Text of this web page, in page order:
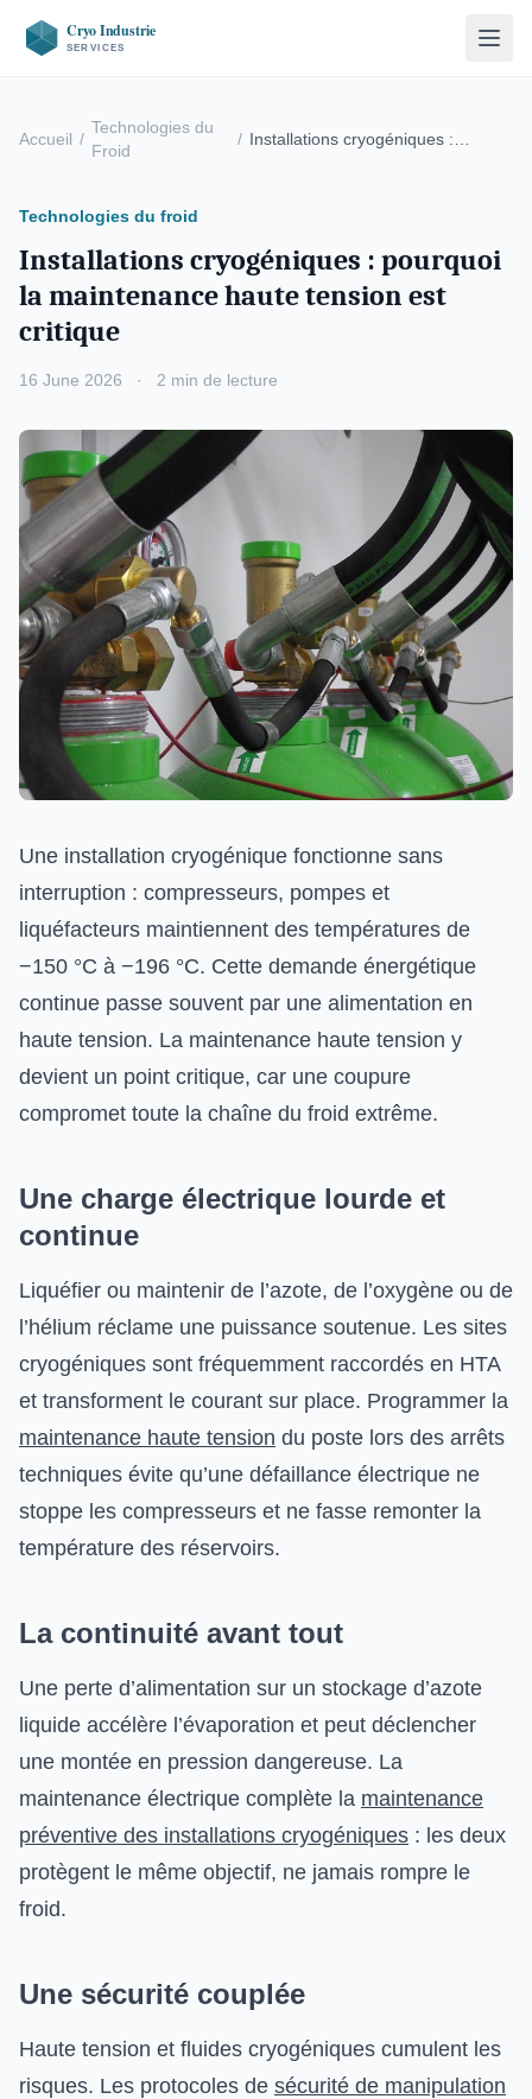
Accueil /
Technologies du
Froid
/ Installations cryogéniques :
Technologies du froid
Installations cryogéniques : pourquoi
la maintenance haute tension est
critique
16 June 2026 · 2 min de lecture
Une installation cryogénique fonctionne sans
interruption : compresseurs, pompes et
liquéfacteurs maintiennent des températures de
−150 °C à −196 °C. Cette demande énergétique
continue passe souvent par une alimentation en
haute tension. La maintenance haute tension y
devient un point critique, car une coupure
compromet toute la chaîne du froid extrême.
Une charge électrique lourde et
continue
Liquéfier ou maintenir de l’azote, de l’oxygène ou de
l’hélium réclame une puissance soutenue. Les sites
cryogéniques sont fréquemment raccordés en HTA
et transforment le courant sur place. Programmer la
maintenance haute tension du poste lors des arrêts
techniques évite qu’une défaillance électrique ne
stoppe les compresseurs et ne fasse remonter la
température des réservoirs.
La continuité avant tout
Une perte d’alimentation sur un stockage d’azote
liquide accélère l’évaporation et peut déclencher
une montée en pression dangereuse. La
maintenance électrique complète la maintenance
préventive des installations cryogéniques : les deux
protègent le même objectif, ne jamais rompre le
froid.
Une sécurité couplée
Haute tension et fluides cryogéniques cumulent les
risques. Les protocoles de sécurité de manipulation